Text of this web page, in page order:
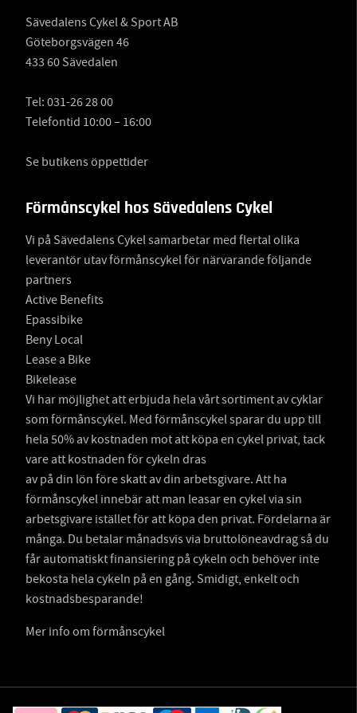
Sävedalens Cykel & Sport AB
Göteborgsvägen 46
433 60 Sävedalen
Tel: 031-26 28 00
Telefontid 10:00 – 16:00
Se butikens öppettider
Förmånscykel hos Sävedalens Cykel
Vi på Sävedalens Cykel samarbetar med flertal olika
leverantör utav förmånscykel för närvarande följande
partners
Active Benefits
Epassibike
Beny Local
Lease a Bike
Bikelease
Vi har möjlighet att erbjuda hela vårt sortiment av cyklar
som förmånscykel. Med förmånscykel sparar du upp till
hela 50% av kostnaden mot att köpa en cykel privat, tack
vare att kostnaden för cykeln dras
av på din lön före skatt av din arbetsgivare. Att ha
förmånscykel innebär att man leasar en cykel via sin
arbetsgivare istället för att köpa den privat. Fördelarna är
många. Du betalar månadsvis via bruttolöneavdrag så du
får automatiskt finansiering på cykeln och behöver inte
bekosta hela cykeln på en gång. Smidigt, enkelt och
kostnadsbesparande!
Mer info om förmånscykel